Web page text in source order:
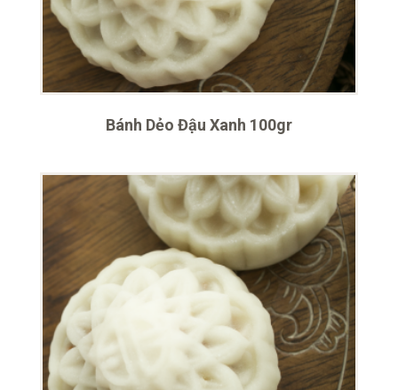
Bánh Dẻo Đậu Xanh 100gr